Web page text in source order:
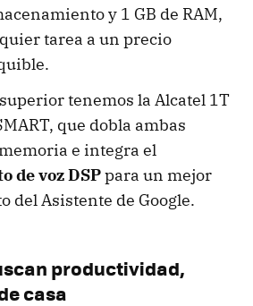
y 1 GB de RAM,
tarea a un precio
tenemos la Alcatel 1T
que dobla ambas
e integra el
de voz DSPpara un mejor
del Asistente de Google.
productividad,
casa